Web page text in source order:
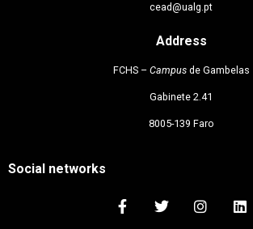
cead@ualg.pt
Address
FCHS – Campusde Gambelas
Gabinete 2.41
8005-139 Faro
Social networks